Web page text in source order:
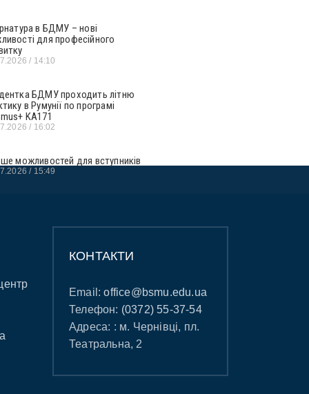
в БДМУ – нові
для професійного
14:10
БДМУ проходить літню
в Румунії по програмі
KA171
16:02
можливостей для вступників
15:49
КОНТАКТИ
Email:office@bsmu.edu.ua
Телефон: (0372) 55-37-54
Адреса: : м. Чернівці, пл.
Театральна, 2